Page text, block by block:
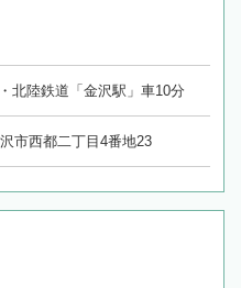
北陸鉄道「金沢駅」車10分
市西都二丁目4番地23